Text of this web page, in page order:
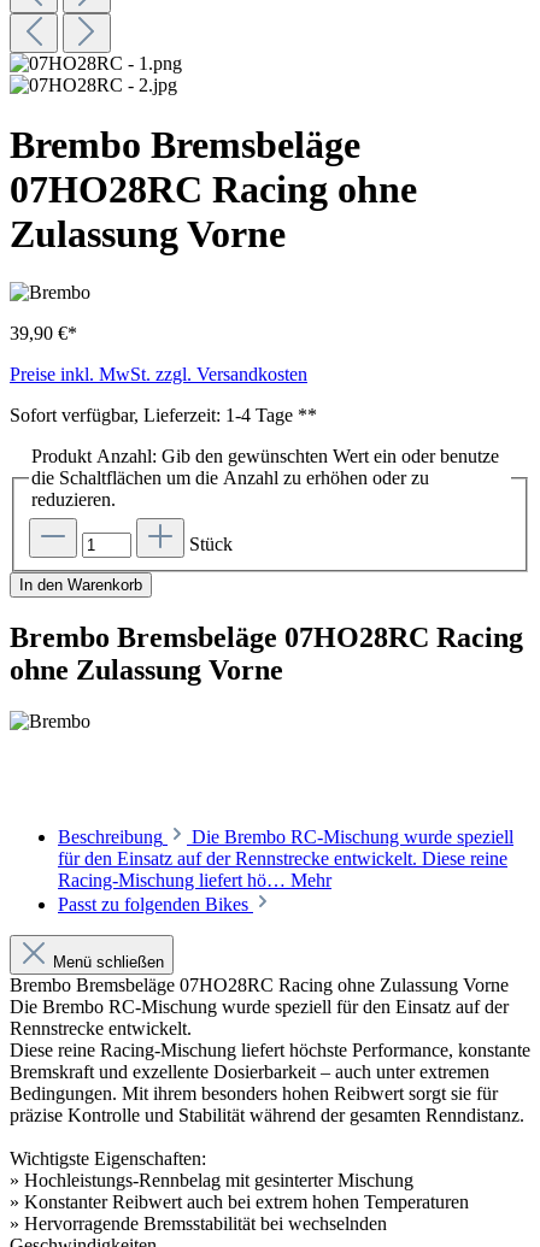
Brembo Bremsbeläge
07HO28RC Racing ohne
Zulassung Vorne
39,90 €*
Preise inkl. MwSt. zzgl. Versandkosten
Sofort verfügbar, Lieferzeit: 1-4 Tage **
Produkt Anzahl: Gib den gewünschten Wert ein oder benutze
die Schaltflächen um die Anzahl zu erhöhen oder zu
reduzieren.
Stück
In den Warenkorb
Brembo Bremsbeläge 07HO28RC Racing
ohne Zulassung Vorne
Beschreibung
Die Brembo RC-Mischung wurde speziell
für den Einsatz auf der Rennstrecke entwickelt. Diese reine
Racing-Mischung liefert hö… Mehr
Passt zu folgenden Bikes
Menü schließen
Brembo Bremsbeläge 07HO28RC Racing ohne Zulassung Vorne
Die Brembo RC-Mischung wurde speziell für den Einsatz auf der
Rennstrecke entwickelt.
Diese reine Racing-Mischung liefert höchste Performance, konstante
Bremskraft und exzellente Dosierbarkeit – auch unter extremen
Bedingungen. Mit ihrem besonders hohen Reibwert sorgt sie für
präzise Kontrolle und Stabilität während der gesamten Renndistanz.
Wichtigste Eigenschaften:
» Hochleistungs-Rennbelag mit gesinterter Mischung
» Konstanter Reibwert auch bei extrem hohen Temperaturen
» Hervorragende Bremsstabilität bei wechselnden